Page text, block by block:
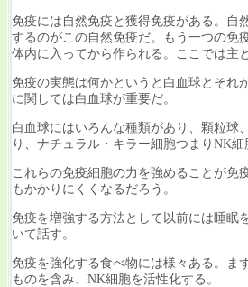
免疫には自然免疫と獲得免疫がある。自
するのがこの自然免疫だ。もう一つの免
体内に入ってから作られる。ここでは主
免疫の実態は何かというと白血球とそれ
に関しては白血球が重要だ。
白血球にはいろんな種類があり、顆粒球
り、ナチュラル・キラー細胞つまりNK
これらの免疫細胞の力を強めることが免
もかかりにくくなるだろう。
免疫を増強する方法として以前には睡眠
いて話す。
免疫を強化する食べ物には様々ある。ま
ものを含み、NK細胞を活性化する。